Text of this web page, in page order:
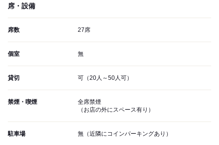
席・設備
席数 27席
個室 無
貸切 可（20人～50人可）
禁煙・喫煙
全席禁煙
（お店の外にスペース有り）
駐車場 無（近隣にコインパーキングあり）